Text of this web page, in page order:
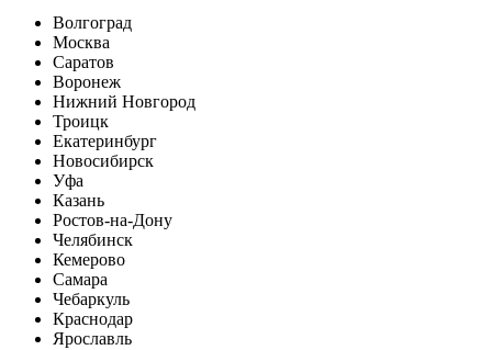
Волгоград
Москва
Саратов
Воронеж
Нижний Новгород
Троицк
Екатеринбург
Новосибирск
Уфа
Казань
Ростов-на-Дону
Челябинск
Кемерово
Самара
Чебаркуль
Краснодар
Ярославль